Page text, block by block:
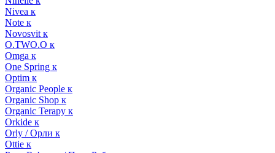
Nivea к
Note к
Novosvit к
O.TWO.O к
Omga к
One Spring к
Optim к
Organic People к
Organic Shop к
Organic Terapy к
Orkide к
Orly / Орли к
Ottie к